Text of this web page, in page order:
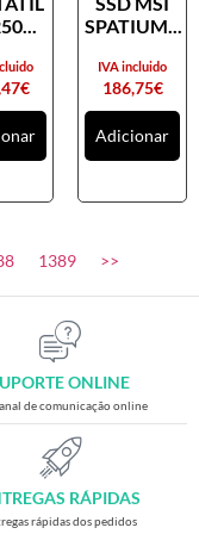
€
SPATIUM...
186,75€
IVA incluido
Adicionar
1389 >>
ONLINE
de comunicação online
RÁPIDAS
rápidas dos pedidos